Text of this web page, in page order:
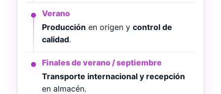
Verano
Producción en origen y control de
calidad.
Finales de verano / septiembre
Transporte internacional y recepción
en almacén.